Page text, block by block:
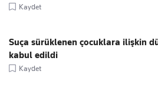
Kaydet
Suça sürüklenen çocuklara ilişkin
kabul edildi
Kaydet